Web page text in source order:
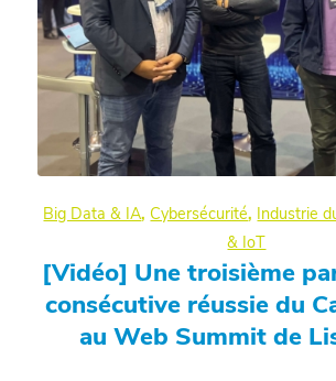
Big Data & IA,Cybersécurité, Industrie
& IoT
[Vidéo] Une troisième
consécutive réussie du
au Web Summit de